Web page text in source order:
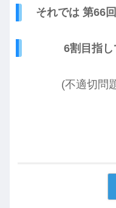
それでは 第66
6割目指し
(不適切問